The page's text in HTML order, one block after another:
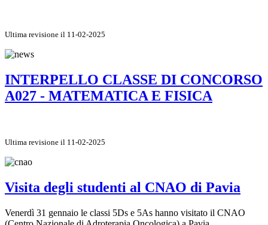
Ultima revisione il 11-02-2025
INTERPELLO CLASSE DI CONCORSO
A027 - MATEMATICA E FISICA
Ultima revisione il 11-02-2025
Visita degli studenti al CNAO di Pavia
Venerdì 31 gennaio le classi 5Ds e 5As hanno visitato il CNAO